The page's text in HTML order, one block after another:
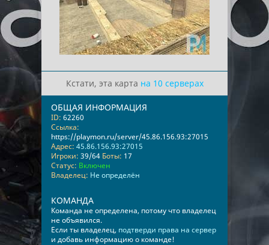
Кстати, эта карта на 10 серверах
ОБЩАЯ ИНФОРМАЦИЯ
ID: 62260
Ссылка:
https://playmon.ru/server/45.86.156.93:27015
Адрес: 45.86.156.93:27015
Игроки: 39/64 Боты: 17
Статус: Включен
Владелец: Не определён
КОМАНДА
Команда не определена, потому что владелец
не объявился.
Если ты владелец, подтверди права на сервер
и добавь информацию о команде!